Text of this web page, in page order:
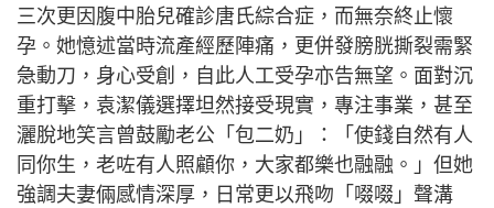
三次更因腹中胎兒確診唐氏綜合症，而無奈終止懷
孕。她憶述當時流產經歷陣痛，更併發膀胱撕裂需緊
急動刀，身心受創，自此人工受孕亦告無望。面對沉
重打擊，袁潔儀選擇坦然接受現實，專注事業，甚至
灑脫地笑言曾鼓勵老公「包二奶」：「使錢自然有人
同你生，老咗有人照顧你，大家都樂也融融。」但她
強調夫妻倆感情深厚，日常更以飛吻「啜啜」聲溝